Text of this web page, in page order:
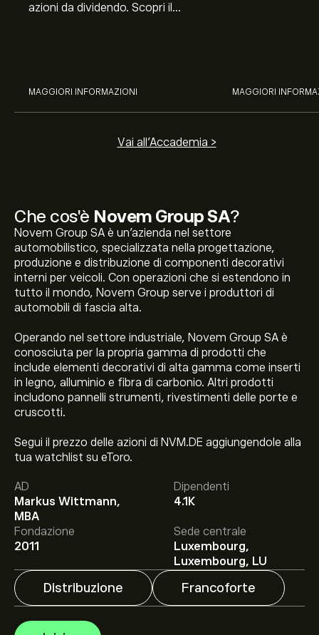
Che cos'è Novem Group SA?
Novem Group SA è un'azienda nel settore
automobilistico, specializzata nella progettazione,
produzione e distribuzione di componenti decorativi
interni per veicoli. Con operazioni che si estendono in
tutto il mondo, Novem Group serve i produttori di
automobili di fascia alta.
Operando nel settore industriale, Novem Group SA è
conosciuta per la propria gamma di prodotti che
include elementi decorativi di alta gamma come inserti
in legno, alluminio e fibra di carbonio. Altri prodotti
includono pannelli strumenti, rivestimenti delle porte e
cruscotti.
Segui il prezzo delle azioni di NVM.DE aggiungendole alla
tua watchlist su eToro.
AD
Markus Wittmann,
MBA
Dipendenti
4.1K
Fondazione
2011
Sede centrale
Luxembourg,
Luxembourg, LU
Distribuzione Francoforte
azioni da dividendo. Scopri il
MAGGIORI INFORMAZIONI MAGGIORI
Vai all'Accademia >
Il prezzo attuale delle azioni NVM.DE è di 2.50‎€‎.
Il target di prezzo medio per le azioni Novem Group SA
su eToro per previsioni dettagliate
degli analisti e obiettivi di prezzo.
Gli analisti offrono previsioni per le azioni Novem Group
SA basate su tendenze di mercato, rapporti finanziari e